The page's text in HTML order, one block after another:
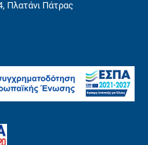
Πλατάνι Πάτρας